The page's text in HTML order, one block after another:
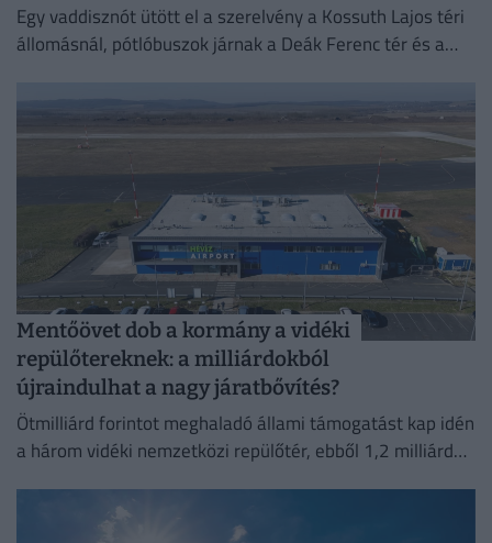
Egy vaddisznót ütött el a szerelvény a Kossuth Lajos téri
állomásnál, pótlóbuszok járnak a Deák Ferenc tér és a
Mentőövet dob a kormány a vidéki
repülőtereknek: a milliárdokból
újraindulhat a nagy járatbővítés?
Ötmilliárd forintot meghaladó állami támogatást kap idén
a három vidéki nemzetközi repülőtér, ebből 1,2 milliárd